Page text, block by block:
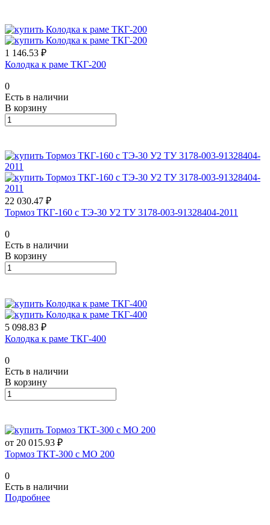
1 146.53 ₽
Колодка к раме ТКГ-200
0
Есть в наличии
В корзину
22 030.47 ₽
Тормоз ТКГ-160 с ТЭ-30 У2 ТУ 3178-003-91328404-2011
0
Есть в наличии
В корзину
5 098.83 ₽
Колодка к раме ТКГ-400
0
Есть в наличии
В корзину
от 20 015.93 ₽
Тормоз ТКТ-300 с МО 200
0
Есть в наличии
Подробнее